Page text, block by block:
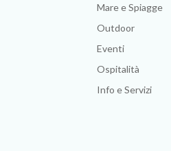
Mare e Spiagge
Outdoor
Eventi
Ospitalità
Info e Servizi